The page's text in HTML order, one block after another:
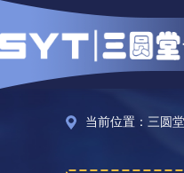
当前位置： 三圆堂